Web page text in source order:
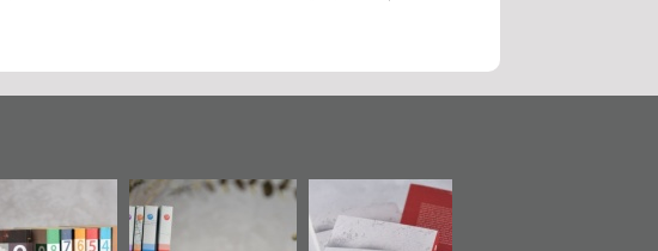
"حماة الباب الأخير":
الإصدار الأول عن
تصنيف موضوعي
للوثائق البريطانية
"مرآة البحرين"
تصدر حصاد